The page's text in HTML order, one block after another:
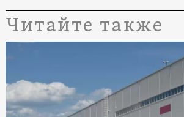
Читайте также